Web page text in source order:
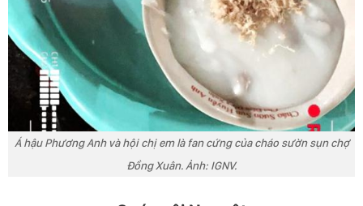
Á hậu Phương Anh và hội chị em là fan cứng của cháo sườn sụn chợ
Đồng Xuân. Ảnh: IGNV.